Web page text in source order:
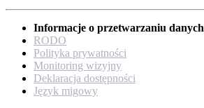
Informacje o przetwarzaniu danych
RODO
Polityka prywatności
Monitoring wizyjny
Deklaracja dostępności
Język migowy